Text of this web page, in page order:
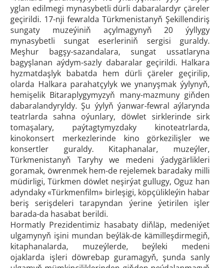
yglan edilmegi mynasybetli dürli dabaralardyr çäreler
geçirildi. 17-nji fewralda Türkmenistanyň Şekillendiriş
sungaty muzeýiniň açylmagynyň 20 ýyllygy
mynasybetli sungat eserleriniň sergisi guraldy.
Meşhur bagşy-sazandalara, sungat ussatlaryna
bagyşlanan aýdym-sazly dabaralar geçirildi. Halkara
hyzmatdaşlyk babatda hem dürli çäreler geçirilip,
olarda Halkara parahatçylyk we ynanyşmak ýylynyň,
hemişelik Bitaraplygymyzyň many-mazmuny giňden
dabaralandyryldy. Şu ýylyň ýanwar-fewral aýlarynda
teatrlarda sahna oýunlary, döwlet sirklerinde sirk
tomaşalary, paýtagtymyzdaky kinoteatrlarda,
kinokonsert merkezlerinde kino görkezilişler we
konsertler guraldy. Kitaphanalar, muzeýler,
Türkmenistanyň Taryhy we medeni ýadygärlikleri
goramak, öwrenmek hem-de rejelemek baradaky milli
müdirligi, Türkmen döwlet neşirýat gullugy, Oguz han
adyndaky «Türkmenfilm» birleşigi, köpçülikleýin habar
beriş serişdeleri tarapyndan ýerine ýetirilen işler
barada-da hasabat berildi.
Hormatly Prezidentimiz hasabaty diňläp, medeniýet
ulgamynyň işini mundan beýläk-de kämilleşdirmegiň,
kitaphanalarda, muzeýlerde, beýleki medeni
ojaklarda işleri döwrebap guramagyň, şunda sanly